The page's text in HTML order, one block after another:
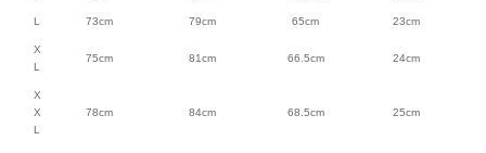
L 73cm 79cm 65cm 23cm
X
L
75cm 81cm 66.5cm 24cm
X
X
L
78cm 84cm 68.5cm 25cm